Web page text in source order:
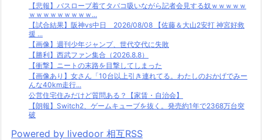
【悲報】バスローブ着てタバコ吸いながら記者会見する奴ｗｗｗｗｗ
ｗｗｗｗｗｗｗｗｗ...
【試合結果】阪神vs中日 2026/08/08 【佐藤＆大山2安打 神宮好救
援 ...
【画像】週刊少年ジャンプ、世代交代に失敗
【勝利】西武ファン集合（2026.8.8）
【衝撃】ニートの末路を目撃してしまった
【画像あり】女さん「10台以上引き連れてる。わたしのおかげでみー
んな40km走行...
公営住宅住みだけど質問ある？【家賃・自治会】
【朗報】Switch2、ゲームキューブを抜く。発売約1年で2368万台突
破
Powered by livedoor 相互RSS